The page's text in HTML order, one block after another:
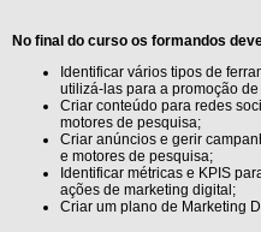
No final do curso os formandos
Identificar vários tipos de
utilizá-las para a promoção
Criar conteúdo para redes
motores de pesquisa;
Criar anúncios e gerir
e motores de pesquisa;
Identificar métricas e KPIS
ações de marketing digital;
Criar um plano de Marketing